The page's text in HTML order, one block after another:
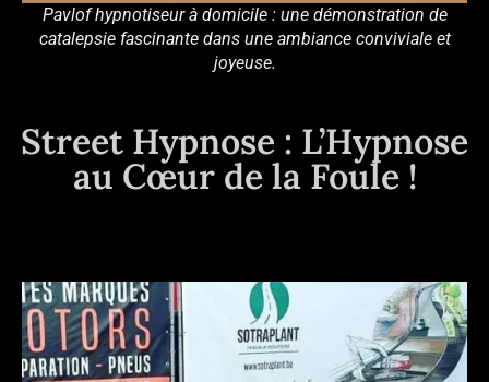
Pavlof hypnotiseur à domicile : une démonstration de
catalepsie fascinante dans une ambiance conviviale et
joyeuse.
Street Hypnose : L’Hypnose
au Cœur de la Foule !